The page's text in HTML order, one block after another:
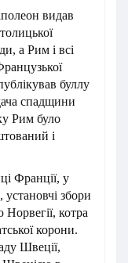
видав
а Рим і всі
буллу
спадщини
Рим було
і
Франції, у
збори
котра
корони.
Швеції,